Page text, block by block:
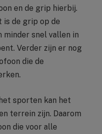
en de grip hierbij.
is de grip op de
snel vallen in
Verder zijn er nog
die de
sporten kan het
terrein zijn. Daarom
die voor alle